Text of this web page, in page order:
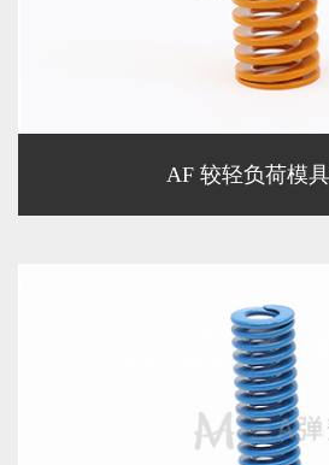
AF 较轻负荷模